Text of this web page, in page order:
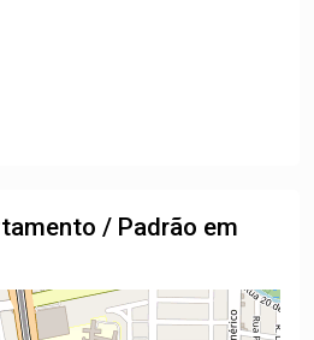
/ Padrão em